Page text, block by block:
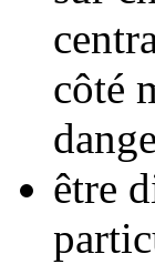
côté
être